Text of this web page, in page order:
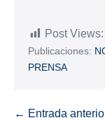
Post Views:
Publicaciones:
PRENSA
← Entrada